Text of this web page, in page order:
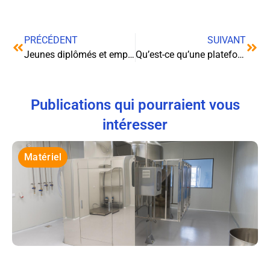
PRÉCÉDENT
Jeunes diplômés et emploi : Tendances et conseils pour réussir son intégration professionnelle
SUIVANT
Qu’est-ce qu’une plateforme marketplace ?
Publications qui pourraient vous
intéresser
Matériel